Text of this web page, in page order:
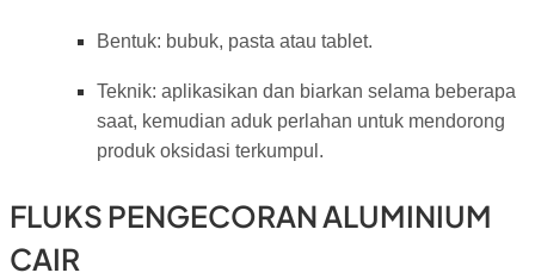
Bentuk: bubuk, pasta atau tablet.
Teknik: aplikasikan dan biarkan selama beberapa
saat, kemudian aduk perlahan untuk mendorong
produk oksidasi terkumpul.
FLUKS PENGECORAN ALUMINIUM
CAIR